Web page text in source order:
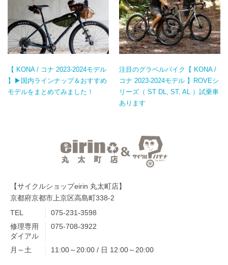
【 KONA / コナ 2023-2024モデル
】▶国内ラインナップ＆おすすめ
モデルをまとめてみました！
注目のグラベルバイク【 KONA /
コナ 2023-2024モデル 】ROVEシ
リーズ（ ST DL, ST, AL ）試乗車
あります
【サイクルショップeirin 丸太町店】
京都府京都市上京区高島町338-2
TEL
075-231-3598
修理専用
ダイアル
075-708-3922
月～土 11:00～20:00 / 日 12:00～20:00